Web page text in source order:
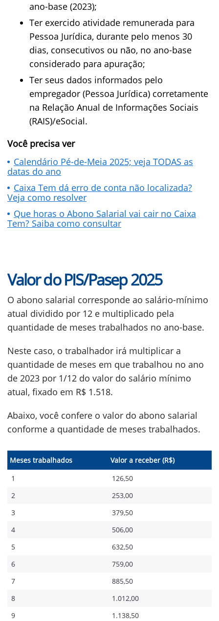
ano-base (2023);
Ter exercido atividade remunerada para
Pessoa Jurídica, durante pelo menos 30
dias, consecutivos ou não, no ano-base
considerado para apuração;
Ter seus dados informados pelo
empregador (Pessoa Jurídica) corretamente
na Relação Anual de Informações Sociais
(RAIS)/eSocial.
Você precisa ver
Calendário Pé-de-Meia 2025; veja TODAS as
datas do ano
Caixa Tem dá erro de conta não localizada?
Veja como resolver
Que horas o Abono Salarial vai cair no Caixa
Tem? Saiba como consultar
Valor do PIS/Pasep 2025
O abono salarial corresponde ao salário-mínimo
atual dividido por 12 e multiplicado pela
quantidade de meses trabalhados no ano-base.
Neste caso, o trabalhador irá multiplicar a
quantidade de meses em que trabalhou no ano
de 2023 por 1/12 do valor do salário mínimo
atual, fixado em R$ 1.518.
Abaixo, você confere o valor do abono salarial
conforme a quantidade de meses trabalhados.
Meses trabalhados
Valor a receber (R$)
1
126,50
2
253,00
3
379,50
4
506,00
5
632,50
6
759,00
7
885,50
8
1.012,00
9
1.138,50